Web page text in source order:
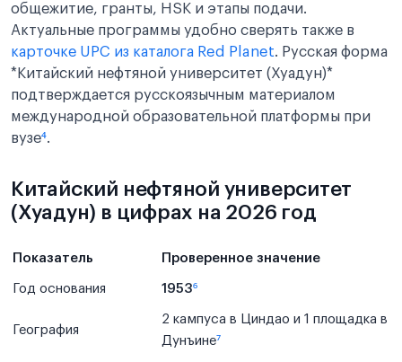
общежитие, гранты, HSK и этапы подачи.
Актуальные программы удобно сверять также в
карточке UPC из каталога Red Planet. Русская форма
*Китайский нефтяной университет (Хуадун)*
подтверждается русскоязычным материалом
международной образовательной платформы при
вузе⁴.
Китайский нефтяной университет
(Хуадун) в цифрах на 2026 год
Показатель Проверенное значение
Год основания 1953⁶
География
2 кампуса в Циндао и 1 площадка в
Дунъине⁷